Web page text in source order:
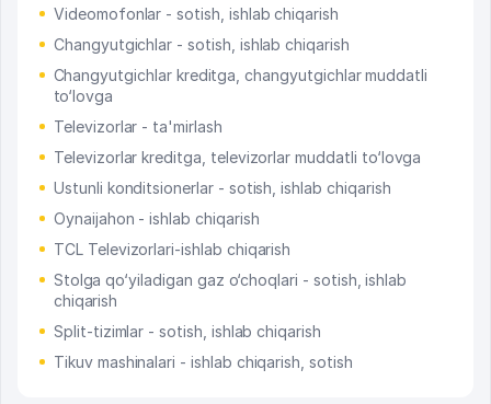
Videomofonlar - sotish, ishlab chiqarish
Changyutgichlar - sotish, ishlab chiqarish
Changyutgichlar kreditga, changyutgichlar muddatli
to‘lovga
Televizorlar - ta'mirlash
Televizorlar kreditga, televizorlar muddatli to‘lovga
Ustunli konditsionerlar - sotish, ishlab chiqarish
Oynaijahon - ishlab chiqarish
TCL Televizorlari-ishlab chiqarish
Stolga qo‘yiladigan gaz o‘choqlari - sotish, ishlab
chiqarish
Split-tizimlar - sotish, ishlab chiqarish
Tikuv mashinalari - ishlab chiqarish, sotish